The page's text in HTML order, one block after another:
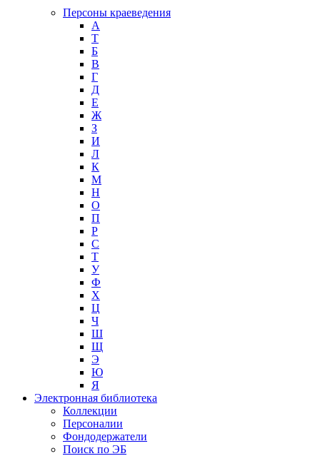
Персоны краеведения
А
T
Б
В
Г
Д
Е
Ж
З
И
Л
К
М
Н
О
П
Р
С
Т
У
Ф
Х
Ц
Ч
Ш
Щ
Э
Ю
Я
Электронная библиотека
Коллекции
Персоналии
Фондодержатели
Поиск по ЭБ